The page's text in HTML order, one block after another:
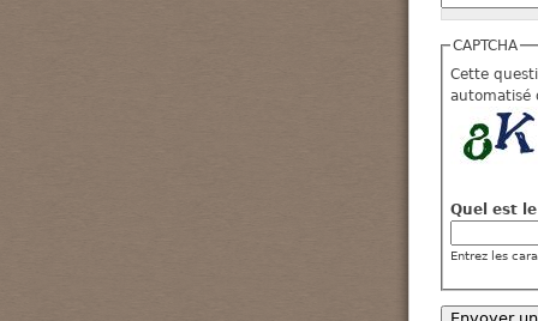
CAPTCHA
Cette
automatisé
Quel est
Entrez les